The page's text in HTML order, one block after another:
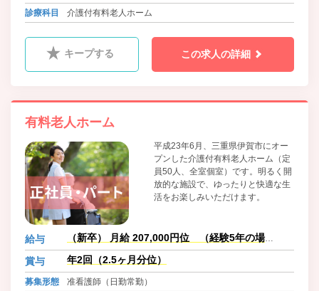
診療科目
介護付有料老人ホーム
キープする この求人の詳細
有料老人ホーム
平成23年6月、三重県伊賀市にオー
プンした介護付有料老人ホーム（定
員50人、全室個室）です。明るく開
放的な施設で、ゆったりと快適な生
活をお楽しみいただけます。
給与
（新卒） 月給 207,000円位 （経験5年の場
合）:237,000円位
賞与 年2回（2.5ヶ月分位）
募集形態
准看護師（日勤常勤）